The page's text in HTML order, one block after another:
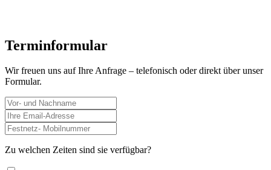
Terminformular
Wir freuen uns auf Ihre Anfrage – telefonisch oder direkt über unser
Formular.
Zu welchen Zeiten sind sie verfügbar?